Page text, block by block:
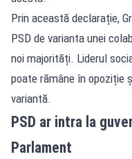
Prin această declarație,
PSD de varianta unei
noi majorități. Liderul
poate rămâne în opoziție
variantă.
PSD ar intra la
Parlament